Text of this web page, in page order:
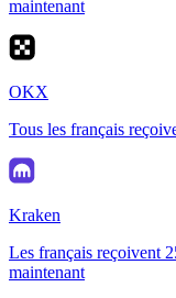
maintenant
OKX
Tous les français
Kraken
Les français reçoivent
maintenant